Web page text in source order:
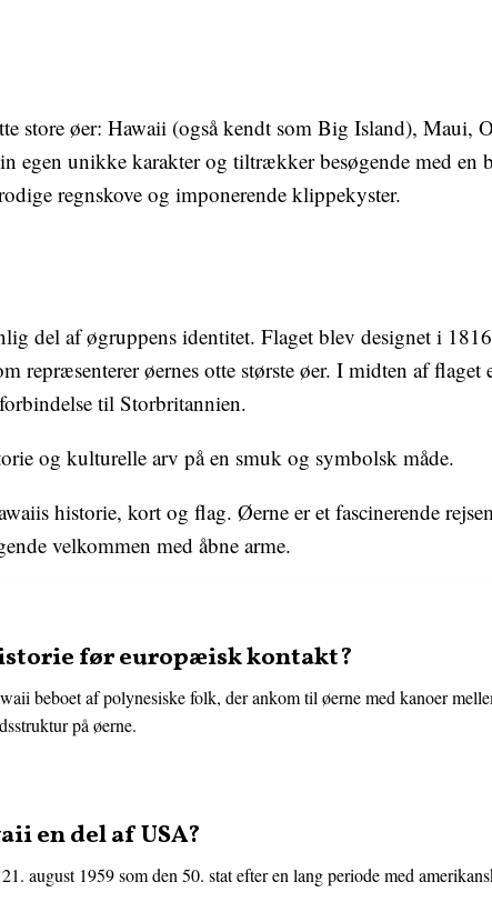
store øer: Hawaii (også kendt som Big Island),
egen unikke karakter og tiltrækker besøgende med en
regnskove og imponerende klippekyster.
del af øgruppens identitet. Flaget blev designet i
repræsenterer øernes otte største øer. I midten af
til Storbritannien.
og kulturelle arv på en smuk og symbolsk måde.
historie, kort og flag. Øerne er et fascinerende
velkommen med åbne arme.
før europæisk kontakt?
beboet af polynesiske folk, der ankom til øerne med kanoer
på øerne.
en del af USA?
august 1959 som den 50. stat efter en lang periode med